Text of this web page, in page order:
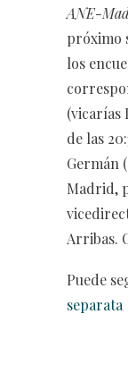
ANE-
próximo
los
(vicarías
de las
Germán
Madrid,
Arribas.
Puede
separata